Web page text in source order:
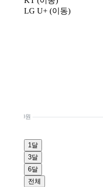
LG U+ (이동)
0원
1달
3달
6달
전체